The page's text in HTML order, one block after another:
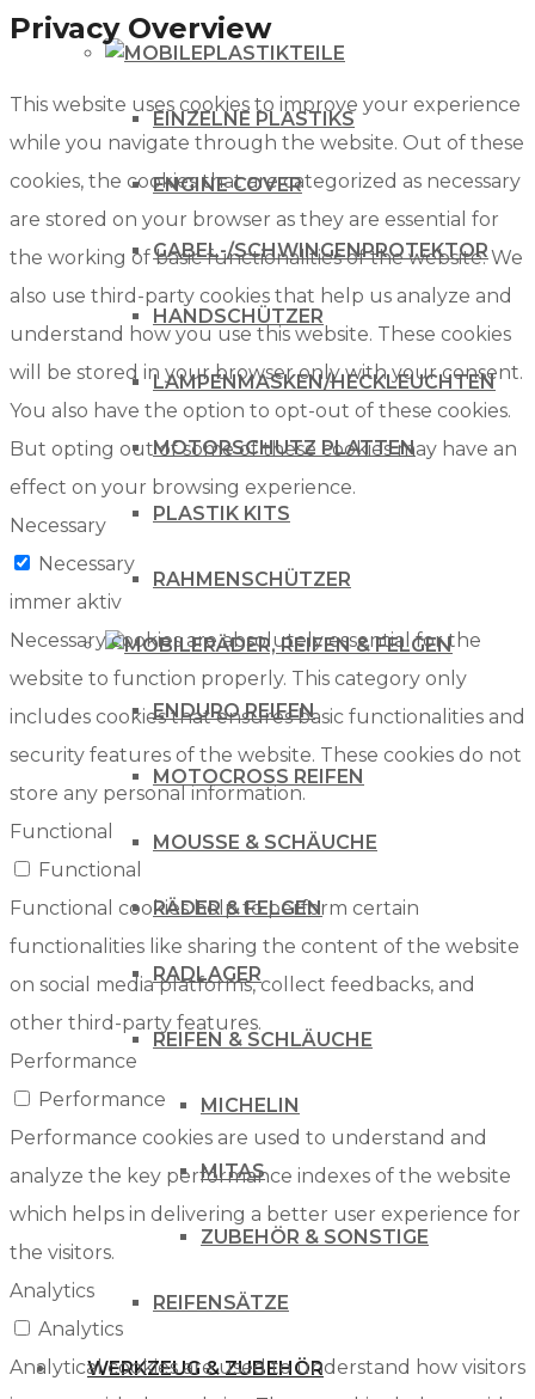
PLASTIKTEILE
EINZELNE PLASTIKS
ENGINE COVER
GABEL-/SCHWINGENPROTEKTOR
HANDSCHÜTZER
LAMPENMASKEN/HECKLEUCHTEN
MOTORSCHUTZ PLATTEN
PLASTIK KITS
RAHMENSCHÜTZER
RÄDER, REIFEN & FELGEN
ENDURO REIFEN
MOTOCROSS REIFEN
MOUSSE & SCHÄUCHE
RÄDER & FELGEN
RADLAGER
REIFEN & SCHLÄUCHE
MICHELIN
MITAS
ZUBEHÖR & SONSTIGE
REIFENSÄTZE
WERKZEUG & ZUBEHÖR
Privacy Overview
This website uses cookies to improve your experience
while you navigate through the website. Out of these
cookies, the cookies that are categorized as necessary
are stored on your browser as they are essential for
the working of basic functionalities of the website. We
also use third-party cookies that help us analyze and
understand how you use this website. These cookies
will be stored in your browser only with your consent.
You also have the option to opt-out of these cookies.
But opting out of some of these cookies may have an
effect on your browsing experience.
Necessary
Necessary
immer aktiv
Necessary cookies are absolutely essential for the
website to function properly. This category only
includes cookies that ensures basic functionalities and
security features of the website. These cookies do not
store any personal information.
Functional
Functional
Functional cookies help to perform certain
functionalities like sharing the content of the website
on social media platforms, collect feedbacks, and
other third-party features.
Performance
Performance
Performance cookies are used to understand and
analyze the key performance indexes of the website
which helps in delivering a better user experience for
the visitors.
Analytics
Analytics
Analytical cookies are used to understand how visitors